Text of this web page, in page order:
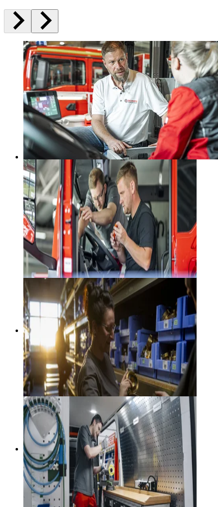
Schmitzfahrzeugbau Feuerwehrfahrzeuge
Schmitzfahrzeugbau Feuerwehrfahrzeuge